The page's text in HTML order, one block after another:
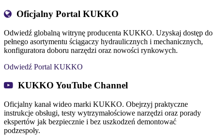
Oficjalny Portal KUKKO
Odwiedź globalną witrynę producenta KUKKO. Uzyskaj dostęp do
pełnego asortymentu ściągaczy hydraulicznych i mechanicznych,
konfiguratora doboru narzędzi oraz nowości rynkowych.
Odwiedź Portal KUKKO
KUKKO YouTube Channel
Oficjalny kanał wideo marki KUKKO. Obejrzyj praktyczne
instrukcje obsługi, testy wytrzymałościowe narzędzi oraz porady
ekspertów jak bezpiecznie i bez uszkodzeń demontować
podzespoły.